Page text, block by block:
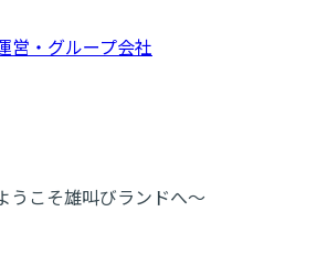
営・グループ会社
うこそ雄叫びランドへ〜